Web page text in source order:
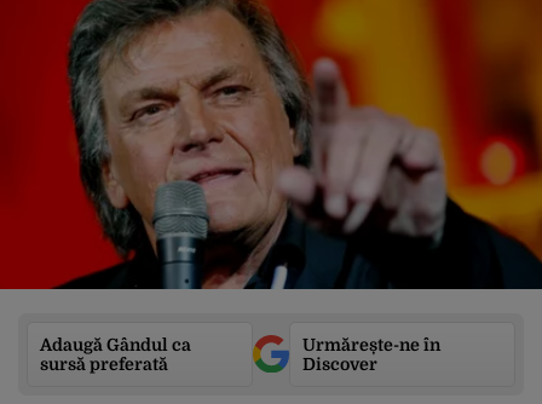
Adaugă Gândul ca
sursă preferată
Urmărește-ne în
Discover